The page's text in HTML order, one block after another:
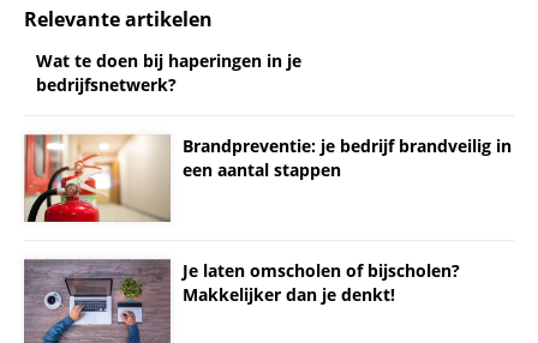
Relevante artikelen
Wat te doen bij haperingen in je
bedrijfsnetwerk?
Brandpreventie: je bedrijf brandveilig in
een aantal stappen
Je laten omscholen of bijscholen?
Makkelijker dan je denkt!